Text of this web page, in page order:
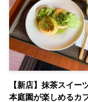
【新店】抹茶スイー
本庭園が楽しめるカ